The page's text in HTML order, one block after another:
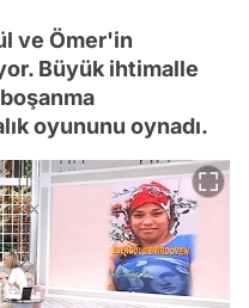
ve Ömer'in
Büyük ihtimalle
oyununu oynadı.